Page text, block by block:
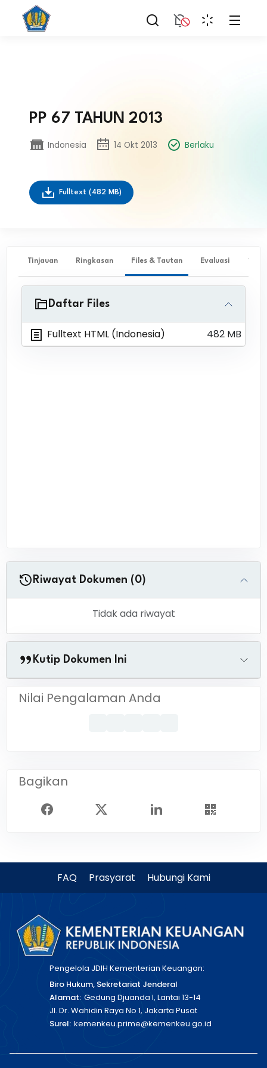
PP 67 TAHUN 2013
Indonesia 14 Okt 2013 Berlaku
Fulltext (482 MB)
Tinjauan Ringkasan Files & Tautan Evaluasi ✨
Daftar Files
Fulltext HTML (Indonesia) 482 MB
Riwayat Dokumen (0)
Tidak ada riwayat
Kutip Dokumen Ini
Nilai Pengalaman Anda
Bagikan
FAQ Prasyarat Hubungi Kami
Pengelola JDIH Kementerian Keuangan:
Biro Hukum, Sekretariat Jenderal
Alamat: Gedung Djuanda I, Lantai 13-14
Jl. Dr. Wahidin Raya No 1, Jakarta Pusat
Surel: kemenkeu.prime@kemenkeu.go.id